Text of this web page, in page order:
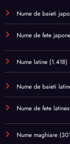
Nume de baieti
Nume de fete
Nume latine (1.418)
Nume de baieti
Nume de fete
Nume maghiare